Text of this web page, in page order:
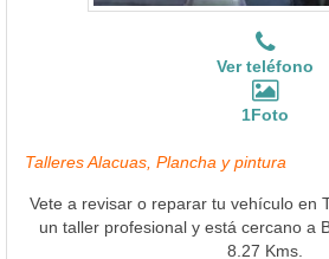
Ver teléfono
1Foto
Talleres Alacuas, Plancha y pintura
Vete a revisar o reparar tu vehículo en
un taller profesional y está cercano a
8.27 Kms.